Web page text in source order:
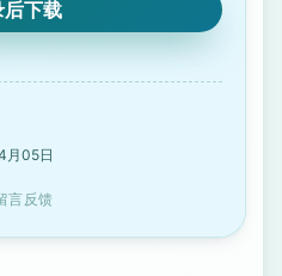
下载
月05日
言反馈